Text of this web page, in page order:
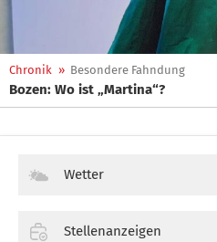
Chronik » Besondere Fahndung
Bozen: Wo ist „Martina“?
Wetter
Stellenanzeigen